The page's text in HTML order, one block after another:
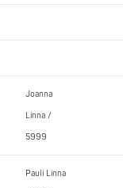
Joanna
Linna /
5999
Pauli Linna